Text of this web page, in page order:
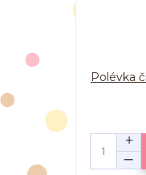
Polévka